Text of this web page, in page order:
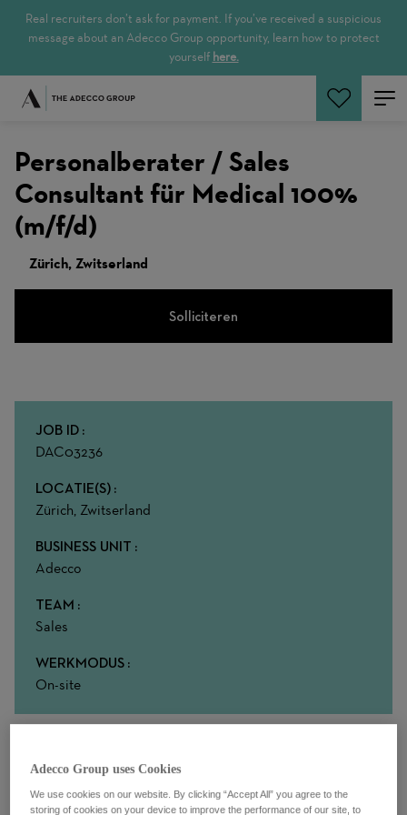
Real recruiters don’t ask for payment. If you’ve received a suspicious
message about an Adecco Group opportunity, learn how to protect
yourself here.
Zoeken
Personalberater / Sales
Consultant für Medical 100%
(m/f/d)
Zürich, Zwitserland
Solliciteren
JOB ID
DAC03236
LOCATIE(S)
Zürich, Zwitserland
BUSINESS UNIT
Adecco
TEAM
Sales
WERKMODUS
On-site
Über deine Rolle bei uns
Sales trifft Recruiting – Deine Bühne beim Marktführer!
Adecco Group uses Cookies
We use cookies on our website. By clicking “Accept All” you agree to the
storing of cookies on your device to improve the performance of our site, to